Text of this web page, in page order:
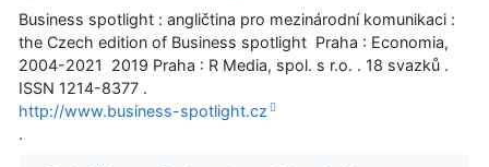
Business spotlight : angličtina pro mezinárodní komunikaci :
the Czech edition of Business spotlight Praha : Economia,
2004-2021 2019 Praha : R Media, spol. s r.o. . 18 svazků .
ISSN 1214-8377 .
http://www.business-spotlight.cz
.